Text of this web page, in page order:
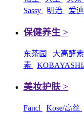
Sassy
明治 爱
保健养生 >
东茶园 大高酵素
素
美妆护肤 >
Fancl Kose/高丝